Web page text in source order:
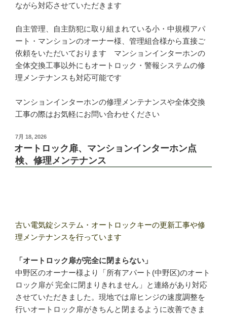
ながら対応させていただきます
自主管理、自主防犯に取り組まれている小・中規模アパ
ート・マンションのオーナー様、管理組合様から直接ご
依頼をいただいております マンションインターホンの
全体交換工事以外にもオートロック・警報システムの修
理メンテナンスも対応可能です
マンションインターホンの修理メンテナンスや全体交換
工事の際はお気軽にお問い合わせください
投
稿
日:
7月 18, 2026
オートロック扉、マンションインターホン点
検、修理メンテナンス
古い電気錠システム・オートロックキーの更新工事や修
理メンテナンスを行っています
「オートロック扉が完全に閉まらない」
中野区のオーナー様より「所有アパート(中野区)のオート
ロック扉が 完全に閉まりきれません」と連絡があり対応
させていただきました。現地では扉ヒンジの速度調整を
行いオートロック扉がきちんと閉まるように改善できま